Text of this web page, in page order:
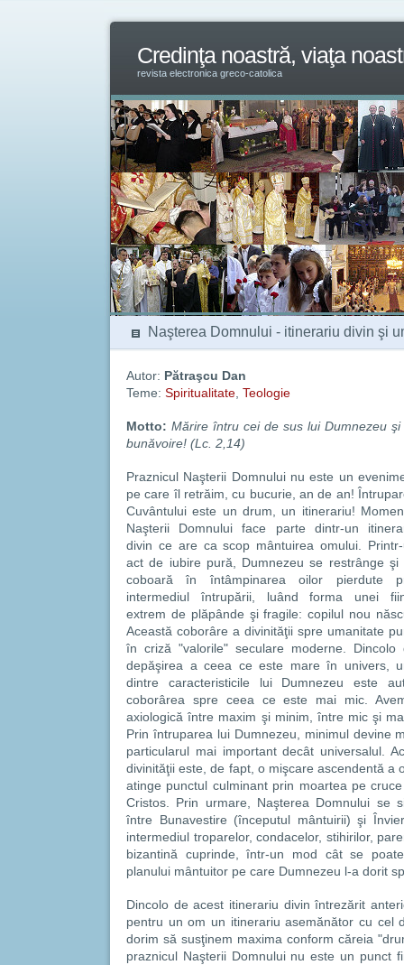
Credinţa noastră, viaţa
revista electronica greco-catolica
Naşterea Domnului - itinerariu divin şi
Autor: Pătraşcu Dan
Teme: Spiritualitate Teologie
Motto: Mărire întru cei de sus lui Dumnezeu
bunăvoire! (Lc. 2,14)
Praznicul Naşterii Domnului nu este un
pe care îl retrăim, cu bucurie, an de an!
Cuvântului este un drum, un itinerariu!
Naşterii Domnului face parte dintr-un
divin ce are ca scop mântuirea omului.
act de iubire pură, Dumnezeu se restrânge şi
coboară în întâmpinarea oilor pierdute
intermediul întrupării, luând forma unei
extrem de plăpânde şi fragile: copilul nou
Această coborâre a divinităţii spre umanitate
în criză "valorile" seculare moderne. Dincolo
depăşirea a ceea ce este mare în univers,
dintre caracteristicile lui Dumnezeu este
coborârea spre ceea ce este mai mic.
axiologică între maxim şi minim, între mic şi
Prin întruparea lui Dumnezeu, minimul devine
particularul mai important decât universalul.
divinităţii este, de fapt, o mişcare ascendentă a
atinge punctul culminant prin moartea pe
Cristos. Prin urmare, Naşterea Domnului se
între Bunavestire (începutul mântuirii) şi
intermediul troparelor, condacelor, stihirilor,
bizantină cuprinde, într-un mod cât se
planului mântuitor pe care Dumnezeu l-a dorit
Dincolo de acest itinerariu divin întrezărit
pentru un om un itinerariu asemănător cu cel
dorim să susţinem maxima conform căreia
praznicul Naşterii Domnului nu este un punct